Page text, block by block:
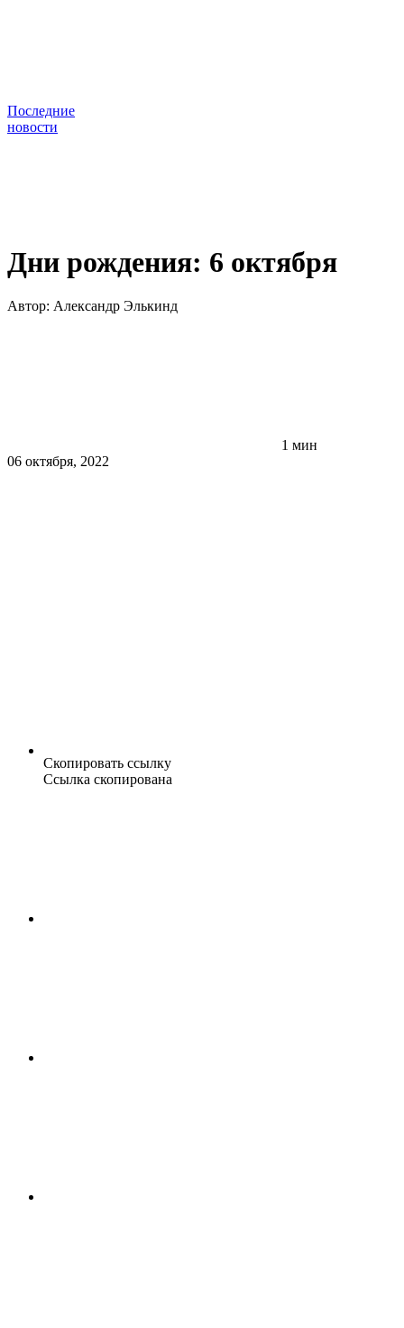
Последние
новости
Дни рождения: 6 октября
Автор: Александр Элькинд
1 мин
06 октября, 2022
Скопировать ссылку
Ссылка скопирована